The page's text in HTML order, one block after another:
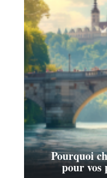
Pourquoi
pour vos